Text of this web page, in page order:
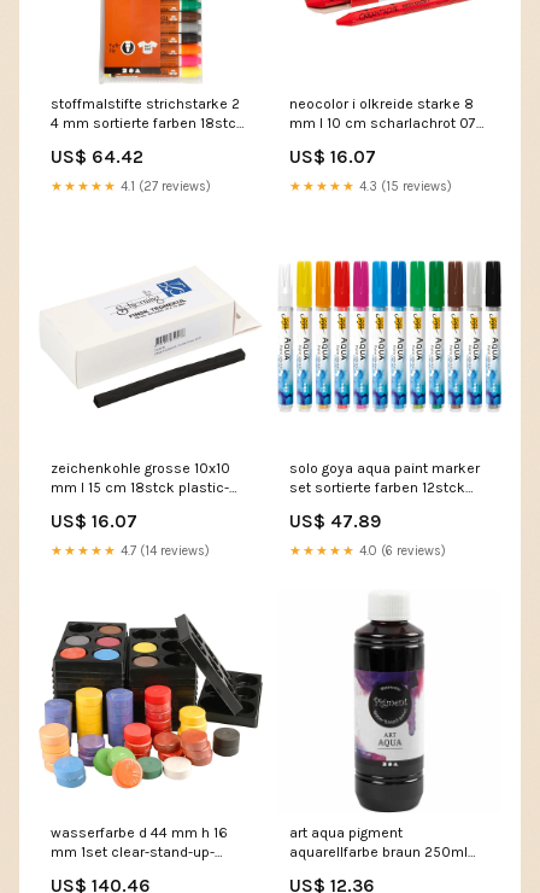
stoffmalstifte strichstarke 2
4 mm sortierte farben 18stck
US$ 64.42
★★★★★ 4.1 (27 reviews)
neocolor i olkreide starke 8
mm l 10 cm scharlachrot 070
US$ 16.07
★★★★★ 4.3 (15 reviews)
zeichenkohle grosse 10x10
mm l 15 cm 18stck plastic-
US$ 16.07
★★★★★ 4.7 (14 reviews)
solo goya aqua paint marker
set sortierte farben 12stck
US$ 47.89
★★★★★ 4.0 (6 reviews)
wasserfarbe d 44 mm h 16
mm 1set clear-stand-up-
US$ 140.46
art aqua pigment
aquarellfarbe braun 250ml
US$ 12.36